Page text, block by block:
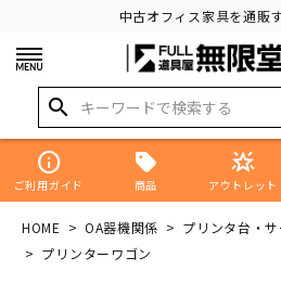
中古オフィス家具を通販
search
info
ご利用ガイド 商品
star_shine
アウトレット
HOME OA器機関係
プリンタ台・
プリンターワゴン